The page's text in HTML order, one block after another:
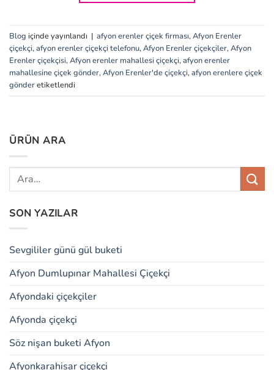
Blog içinde yayınlandı | afyon erenler çiçek firması,Afyon Erenler
çiçekçi,afyon erenler çiçekçi telefonu,Afyon Erenler çiçekçiler,Afyon
Erenler çiçekçisi,Afyon erenler mahallesi çiçekçi,afyon erenler
mahallesine çiçek gönder,Afyon Erenler'de çiçekçi,afyon erenlere çiçek
gönderetiketlendi
ÜRÜN ARA
SON YAZILAR
Sevgililer günü gül buketi
Afyon Dumlupınar Mahallesi Çiçekçi
Afyondaki çiçekçiler
Afyonda çiçekçi
Söz nişan buketi Afyon
Afyonkarahisar çiçekçi